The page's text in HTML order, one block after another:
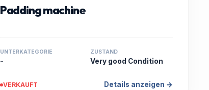
Padding machine
UNTERKATEGORIE
-
ZUSTAND
Very good Condition
VERKAUFT Details anzeigen →